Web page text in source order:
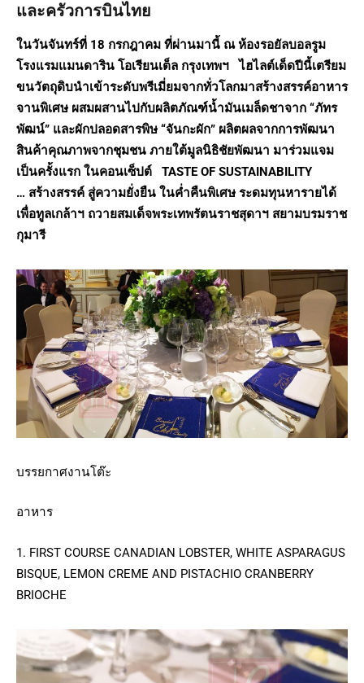
และครัวการบินไทย
ในวันจันทร์ที่ 18 กรกฎาคม ที่ผ่านมานี้ ณ ห้องรอยัลบอลรูม
โรงแรมแมนดาริน โอเรียนเต็ล กรุงเทพฯ ไฮไลต์เด็ดปีนี้เตรียม
ขนวัตถุดิบนำเข้าระดับพรีเมี่ยมจากทั่วโลกมาสร้างสรรค์อาหาร
จานพิเศษ ผสมผสานไปกับผลิตภัณฑ์น้ำมันเมล็ดชาจาก “ภัทร
พัฒน์” และผักปลอดสารพิษ “จันกะผัก” ผลิตผลจากการพัฒนา
สินค้าคุณภาพจากชุมชน ภายใต้มูลนิธิชัยพัฒนา มาร่วมแจม
เป็นครั้งแรก ในคอนเซ็ปต์ TASTE OF SUSTAINABILITY
… สร้างสรรค์ สู่ความยั่งยืน ในค่ำคืนพิเศษ ระดมทุนหารายได้
เพื่อทูลเกล้าฯ ถวายสมเด็จพระเทพรัตนราชสุดาฯ สยามบรมราช
กุมารี
บรรยกาศงานโต๊ะ
อาหาร
1. FIRST COURSE CANADIAN LOBSTER, WHITE ASPARAGUS
BISQUE, LEMON CREME AND PISTACHIO CRANBERRY
BRIOCHE